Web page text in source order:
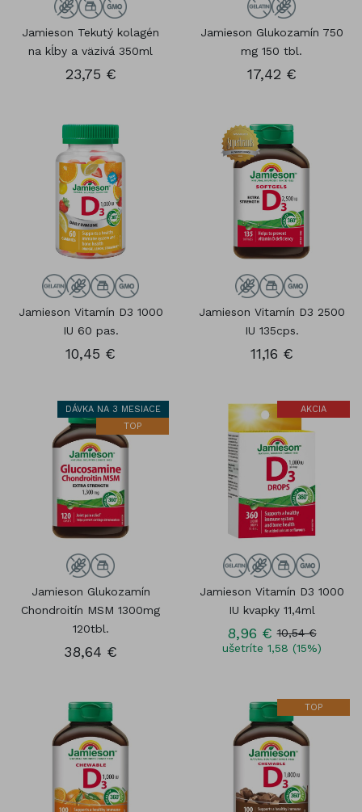
Jamieson Tekutý kolagén
na kĺby a väzivá 350ml
23,75 €
Jamieson Glukozamín 750
mg 150 tbl.
17,42 €
Jamieson Vitamín D3 1000
IU 60 pas.
10,45 €
Jamieson Vitamín D3 2500
IU 135cps.
11,16 €
DÁVKA NA 3 MESIACE
TOP
Jamieson Glukozamín
Chondroitín MSM 1300mg
120tbl.
38,64 €
AKCIA
Jamieson Vitamín D3 1000
IU kvapky 11,4ml
8,96 € 10,54 €
ušetríte 1,58 (15%)
TOP